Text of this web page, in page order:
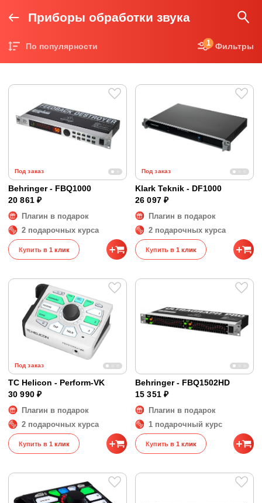
Приборы обработки звука
По популярности Фильтры
1
Под заказ
Behringer - FBQ1000
20 861 ₽
Плагин в подарок
2 подарочных курса
Купить в 1 клик
Под заказ
Klark Teknik - DF1000
26 097 ₽
Плагин в подарок
2 подарочных курса
Купить в 1 клик
Под заказ
TC Helicon - Perform-VK
30 990 ₽
Плагин в подарок
2 подарочных курса
Купить в 1 клик
Behringer - FBQ1502HD
15 351 ₽
Плагин в подарок
1 подарочный курс
Купить в 1 клик